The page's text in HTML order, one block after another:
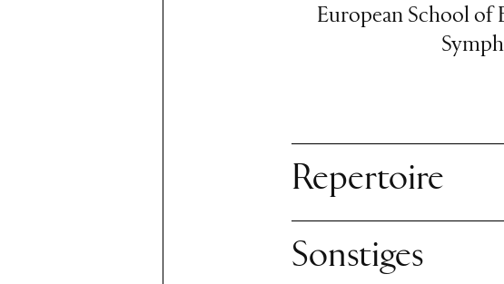
European School of
Repertoire
Sonstiges